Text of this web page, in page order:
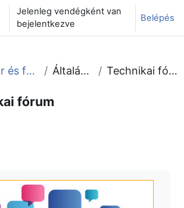
adatok váltása
Jelenleg vendégként van
bejelentkezve
Belépés
Moodle tudástár és fórum Általános Technikai fórum
fórum